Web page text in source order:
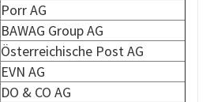
Porr AG
BAWAG Group AG
Österreichische Post AG
EVN AG
DO & CO AG